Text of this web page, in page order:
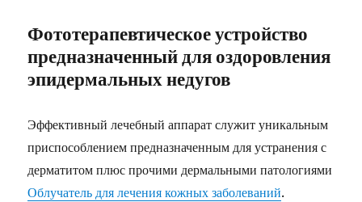
Фототерапевтическое устройство
предназначенный для оздоровления
эпидермальных недугов
Эффективный лечебный аппарат служит уникальным
приспособлением предназначенным для устранения с
дерматитом плюс прочими дермальными патологиями
Облучатель для лечения кожных заболеваний.